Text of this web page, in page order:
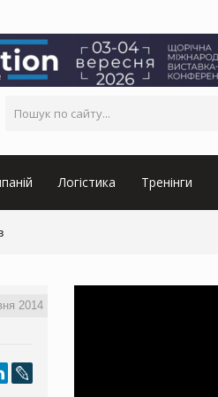
Логістика Тренінги
2014